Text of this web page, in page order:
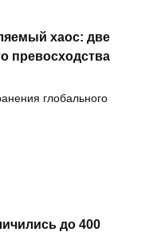
хаос: две
превосходства
глобального
до 400